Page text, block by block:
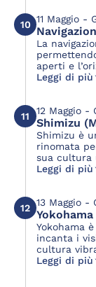
10 11 Maggio -
La
aperti e
Leggi di più
11 12 Maggio -
Shimizu
Shimizu è
rinomata
sua cultura
Leggi di più
12 13 Maggio -
Yokohama
incanta i
cultura
Leggi di più